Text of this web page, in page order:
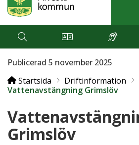
Publicerad 5 november 2025
Startsida
Driftinformation
Vattenavstängning Grimslöv
Grimslöv